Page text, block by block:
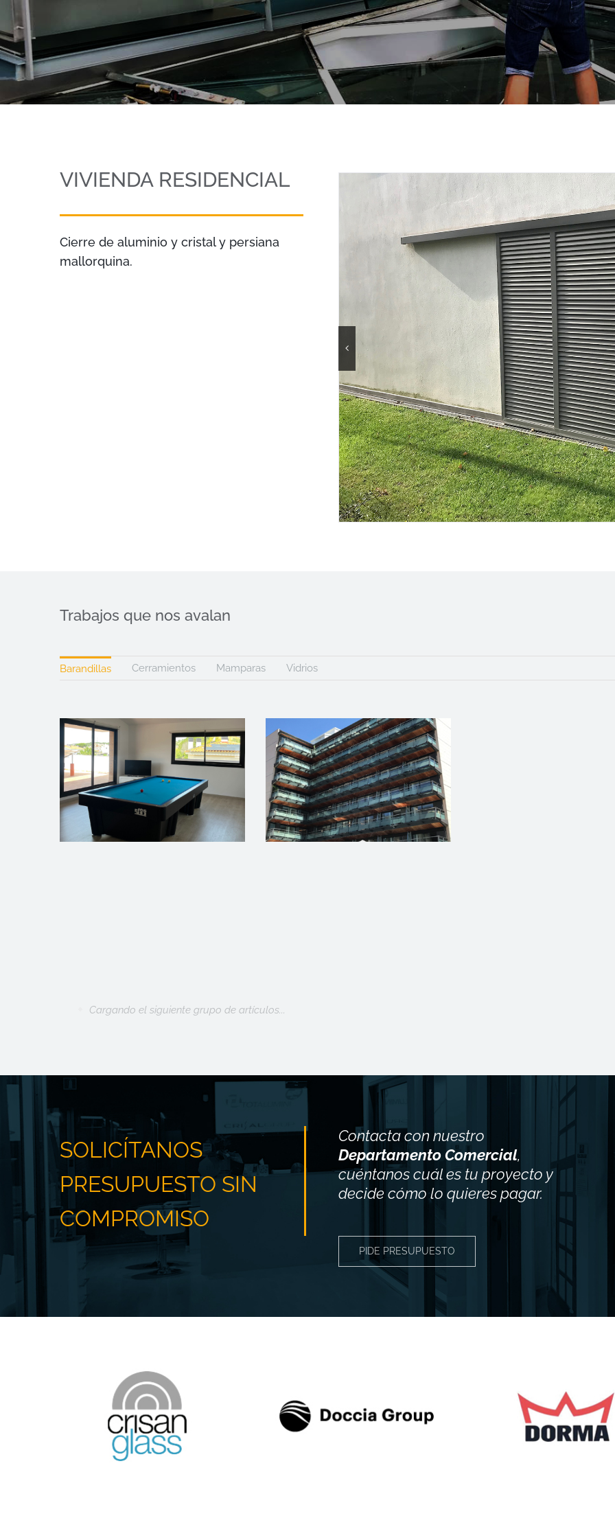
VIVIENDA RESIDENCIAL
Cierre de aluminio y cristal y persiana
mallorquina.
Trabajos que nos avalan
Barandillas Cerramientos Mamparas Vidrios
Cargando el siguiente grupo de artículos...
SOLICÍTANOS
PRESUPUESTO SIN
COMPROMISO
Contacta con nuestro
Departamento Comercial,
cuéntanos cuál es tu proyecto y
decide cómo lo quieres pagar.
PIDE PRESUPUESTO